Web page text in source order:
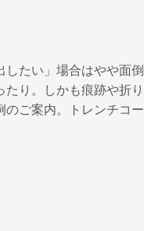
たい」場合はやや面
り。しかも痕跡や折
ご案内。トレンチコ